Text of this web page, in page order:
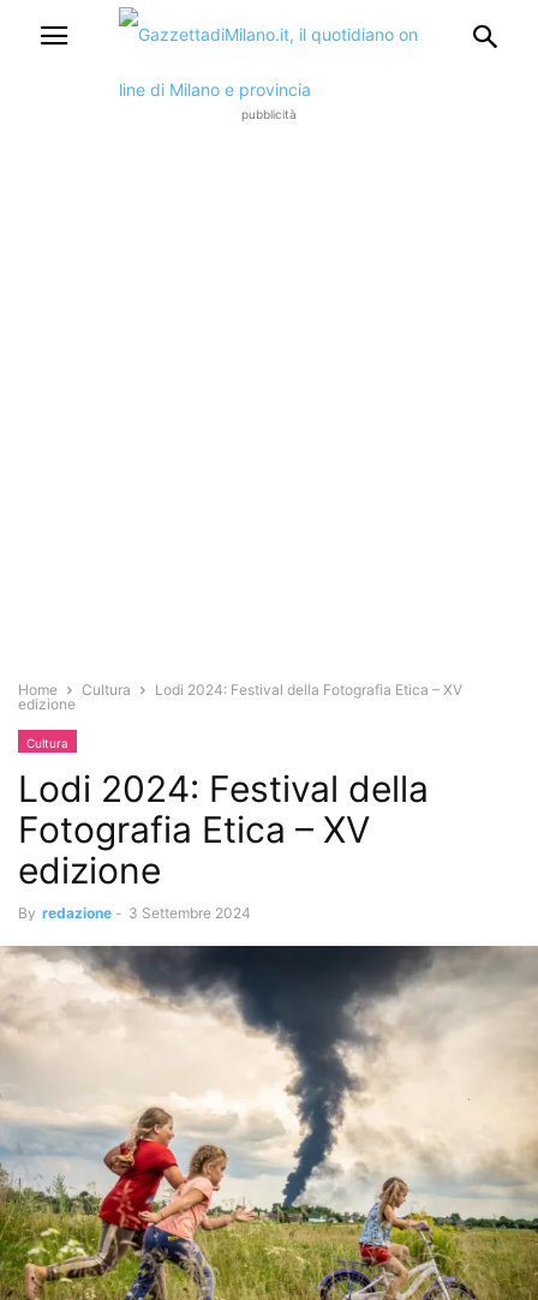
pubblicità
Home Cultura
Lodi 2024: Festival della Fotografia Etica – XV
edizione
Cultura
Lodi 2024: Festival della
Fotografia Etica – XV
edizione
By redazione - 3 Settembre 2024